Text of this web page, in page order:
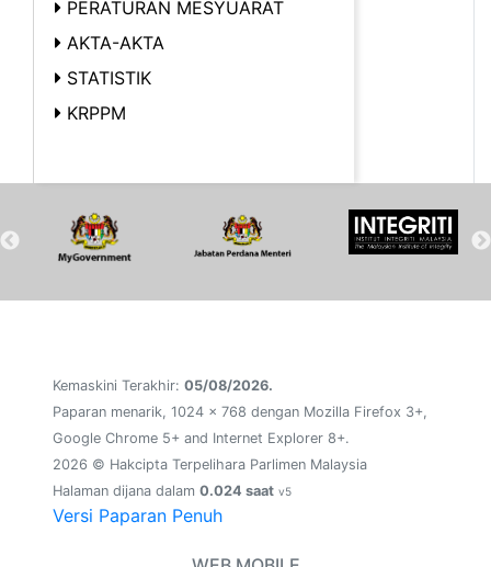
PERATURAN MESYUARAT
AKTA-AKTA
STATISTIK
KRPPM
Kemaskini Terakhir: 05/08/2026.
Paparan menarik, 1024 x 768 dengan Mozilla Firefox 3+,
Google Chrome 5+ and Internet Explorer 8+.
2026 © Hakcipta Terpelihara Parlimen Malaysia
Halaman dijana dalam 0.024 saat v5
Versi Paparan Penuh